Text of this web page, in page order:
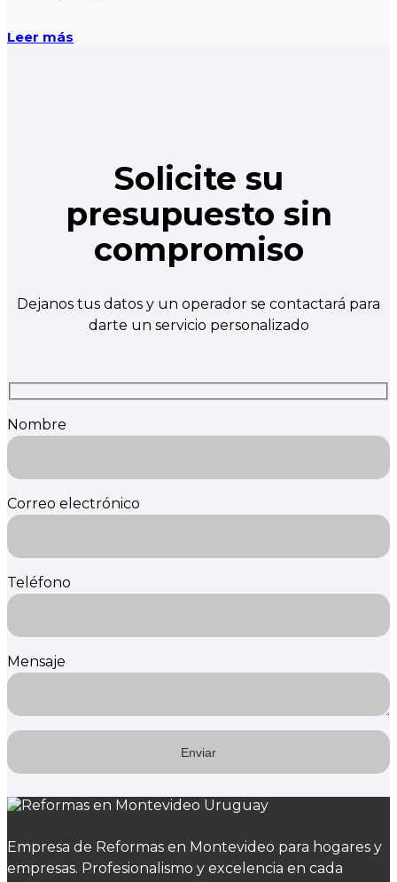
Leer más
Solicite su
presupuesto sin
compromiso
Dejanos tus datos y un operador se contactará para
darte un servicio personalizado
Nombre
Correo electrónico
Teléfono
Mensaje
Empresa de Reformas en Montevideo para hogares y
empresas. Profesionalismo y excelencia en cada